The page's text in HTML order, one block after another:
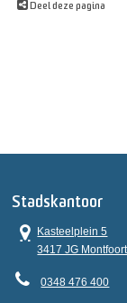
Deel deze pagina
Stadskantoor
Kasteelplein 5
3417 JG Montfoort
0348 476 400